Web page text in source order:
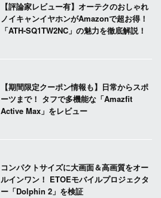
【評論家レビュー有】オーテクのおしゃれ
ノイキャンイヤホンがAmazonで超お得！
「ATH-SQ1TW2NC」の魅力を徹底解説！
【期間限定クーポン情報も】日常からスポ
ーツまで！ タフで多機能な「Amazfit
Active Max」をレビュー
コンパクトサイズに大画面＆高画質をオー
ルインワン！ ETOEモバイルプロジェクタ
ー「Dolphin 2」を検証